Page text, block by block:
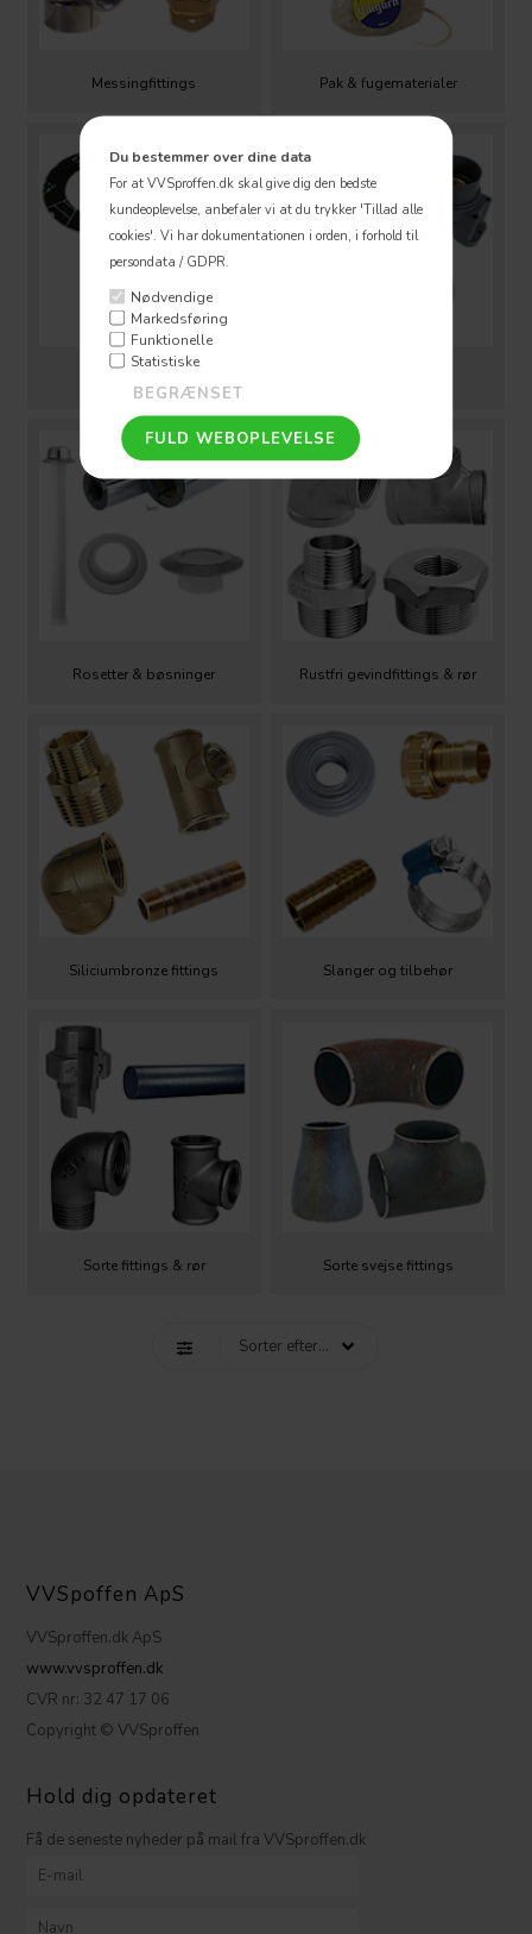
Du bestemmer over dine data
For at VVSproffen.dk skal give dig den bedste
kundeoplevelse, anbefaler vi at du trykker 'Tillad alle
cookies'. Vi har dokumentationen i orden, i forhold til
persondata / GDPR.
Nødvendige
Markedsføring
Funktionelle
Statistiske
Messingfittings Pak & fugematerialer
Rosetter & bøsninger Rustfri gevindfittings & rør
Siliciumbronze fittings Slanger og tilbehør
Sorte fittings & rør Sorte svejse fittings
VVSpoffen ApS
VVSproffen.dk ApS
www.vvsproffen.dk
CVR nr: 32 47 17 06
Copyright © VVSproffen
Hold dig opdateret
Få de seneste nyheder på mail fra VVSproffen.dk